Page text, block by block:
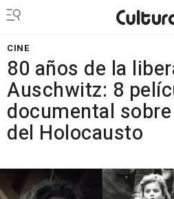
CINE
80 años de la
Auschwitz: 8
documental
del Holocausto